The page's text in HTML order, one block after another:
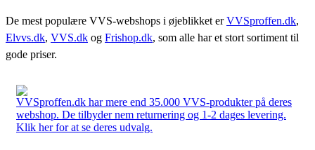
De mest populære VVS-webshops i øjeblikket erVVSproffen.dk,
Elvvs.dk, VVS.dk og Frishop.dk, som alle har et stort sortiment til
gode priser.
VVSproffen.dk har mere end 35.000 VVS-produkter på deres
webshop. De tilbyder nem returnering og 1-2 dages levering.
Klik her for at se deres udvalg.